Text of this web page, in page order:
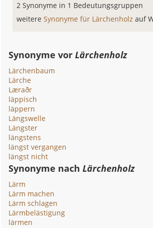
2 Synonyme in 1 Bedeutungsgruppen
weitereSynonyme für Lärchenholzauf
Synonyme vorLärchenholz
Lärchenbaum
Lärche
Læraðr
läppisch
läppern
Längswelle
Längster
längstens
längst vergangen
längst nicht
Synonyme nachLärchenholz
Lärm
Lärm machen
Lärm schlagen
Lärmbelästigung
lärmen